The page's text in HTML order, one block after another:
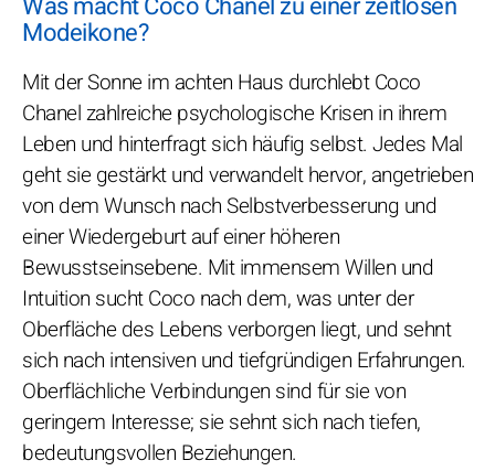
Modeikone?
Mit der Sonne im achten Haus durchlebt Coco
Chanel zahlreiche psychologische Krisen in ihrem
Leben und hinterfragt sich häufig selbst. Jedes Mal
geht sie gestärkt und verwandelt hervor, angetrieben
von dem Wunsch nach Selbstverbesserung und
einer Wiedergeburt auf einer höheren
Bewusstseinsebene. Mit immensem Willen und
Intuition sucht Coco nach dem, was unter der
Oberfläche des Lebens verborgen liegt, und sehnt
sich nach intensiven und tiefgründigen Erfahrungen.
Oberflächliche Verbindungen sind für sie von
geringem Interesse; sie sehnt sich nach tiefen,
bedeutungsvollen Beziehungen.